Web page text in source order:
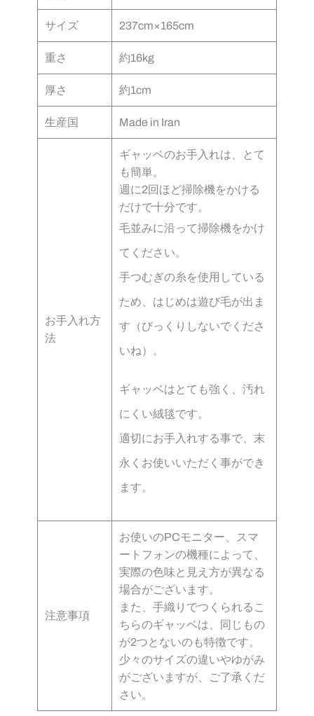
サイズ 237cm×165cm
重さ 約16kg
厚さ 約1cm
生産国 Made in Iran
お手入れ方
法
ギャッベのお手入れは、とて
も簡単。
週に2回ほど掃除機をかける
だけで十分です。
毛並みに沿って掃除機をかけ
てください。
手つむぎの糸を使用している
ため、はじめは遊び毛が出ま
す（びっくりしないでくださ
いね）。
ギャッベはとても強く、汚れ
にくい絨毯です。
適切にお手入れする事で、末
永くお使いいただく事ができ
ます。
注意事項
お使いのPCモニター、スマ
ートフォンの機種によって、
実際の色味と見え方が異なる
場合がございます。
また、手織りでつくられるこ
ちらのギャッベは、同じもの
が2つとないのも特徴です。
少々のサイズの違いやゆがみ
がございますが、ご了承くだ
さい。